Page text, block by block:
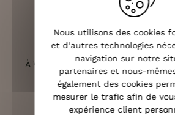
SERVICE CLIENT
À VOTRE ÉCOUTE DU LUNDI AU
Nous utilisons des cookies
et d’autres technologies
navigation sur notre
partenaires et nous-
également des cookies
mesurer le trafic afin de
expérience client